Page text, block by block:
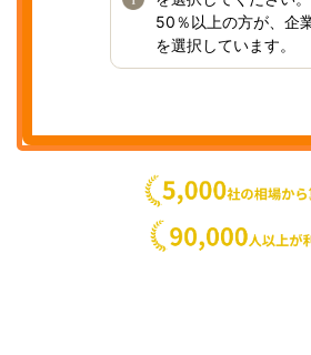
50％以上の方が、企
を選択しています。